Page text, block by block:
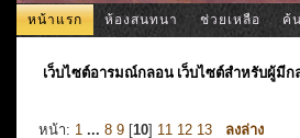
หน้าแรก ห้องสนทนา ช่วยเหลือ ค้
เว็บไซต์อารมณ์กลอน เว็บไซต์สำหรับผู้มีก
หน้า: 1 ... 8 9 [10] 11 12 13 ลงล่าง